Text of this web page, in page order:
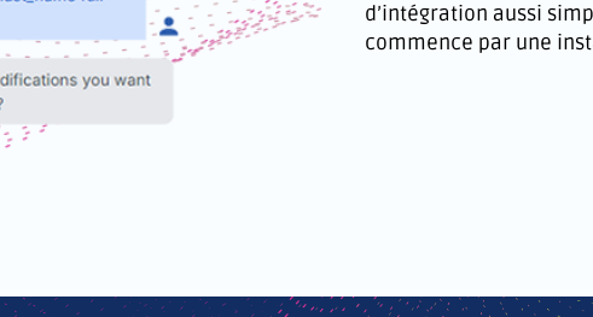
d’intégration aussi
commence par une